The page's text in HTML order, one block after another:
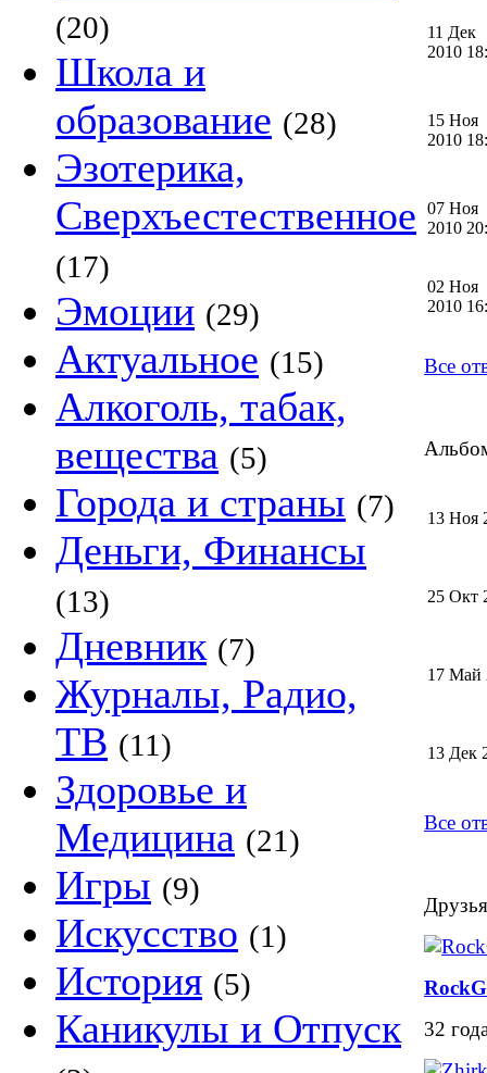
(20)
Школа и
образование (28)
Эзотерика,
Сверхъестественное
(17)
Эмоции (29)
Актуальное (15)
Алкоголь, табак,
вещества (5)
Города и страны (7)
Деньги, Финансы
(13)
Дневник (7)
Журналы, Радио,
ТВ (11)
Здоровье и
Медицина (21)
Игры (9)
Искусство (1)
История (5)
Каникулы и Отпуск
11 Дек
2010
15 Ноя
2010
07 Ноя
2010
02 Ноя
2010
Все
13 Ноя
25 Окт
17 Май
13 Дек
Все
32